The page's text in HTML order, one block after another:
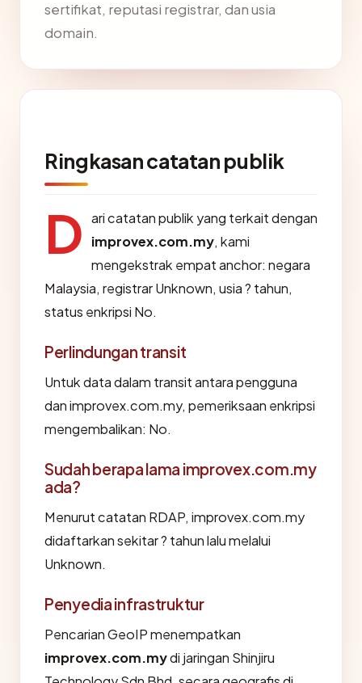
sertifikat, reputasi registrar, dan usia
domain.
Ringkasan catatan publik
D ari catatan publik yang terkait dengan
improvex.com.my, kami
mengekstrak empat anchor: negara
Malaysia, registrar Unknown, usia ? tahun,
status enkripsi No.
Perlindungan transit
Untuk data dalam transit antara pengguna
dan improvex.com.my, pemeriksaan enkripsi
mengembalikan: No.
Sudah berapa lama improvex.com.my
ada?
Menurut catatan RDAP, improvex.com.my
didaftarkan sekitar ? tahun lalu melalui
Unknown.
Penyedia infrastruktur
Pencarian GeoIP menempatkan
improvex.com.mydi jaringan Shinjiru